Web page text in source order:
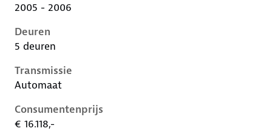
2005 - 2006
Deuren
5 deuren
Transmissie
Automaat
Consumentenprijs
€ 16.118,-